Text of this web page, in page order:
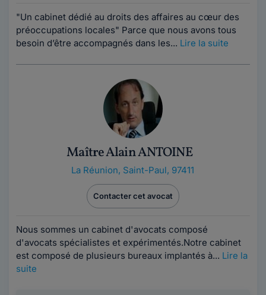
"Un cabinet dédié au droits des affaires au cœur des
préoccupations locales" Parce que nous avons tous
besoin d’être accompagnés dans les... Lire la suite
Maître Alain ANTOINE
La Réunion, Saint-Paul, 97411
Contacter cet avocat
Nous sommes un cabinet d'avocats composé
d'avocats spécialistes et expérimentés.Notre cabinet
est composé de plusieurs bureaux implantés à... Lire la
suite